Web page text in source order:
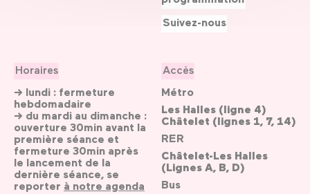
Horaires
→ lundi : fermeture
hebdomadaire
→ du mardi au dimanche :
ouverture 30min avant la
première séance et
fermeture 30min après
le lancement de la
dernière séance, se
reporter à notre agenda
Accès
Métro
Les Halles (ligne 4)
Châtelet (lignes 1, 7, 14)
RER
Châtelet-Les Halles
(Lignes A, B, D)
Bus
Suivez-nous